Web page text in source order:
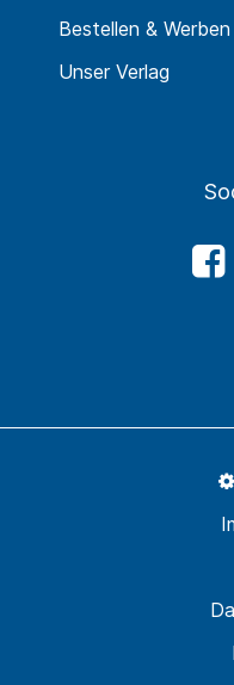
Bestellen & Werben
Unser Verlag